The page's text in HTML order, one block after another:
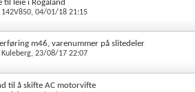
til leie i Rogaland
142V850, 04/01/18 21:15
m46, varenummer på slitedeler
Kuleberg, 23/08/17 22:07
til å skifte AC motorvifte